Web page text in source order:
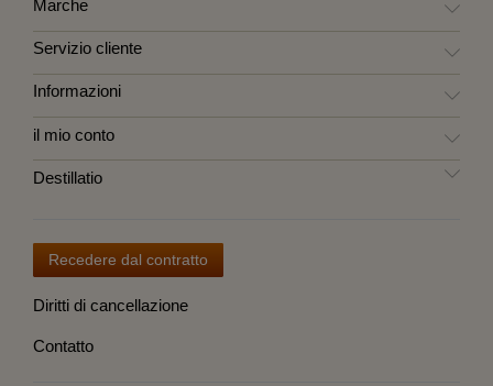
Marche
Servizio cliente
Informazioni
il mio conto
Destillatio
Recedere dal contratto
Diritti di cancellazione
Contatto